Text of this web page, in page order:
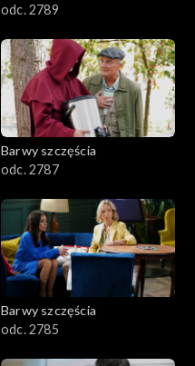
odc. 2789
Barwy szczęścia
odc. 2787
Barwy szczęścia
odc. 2785